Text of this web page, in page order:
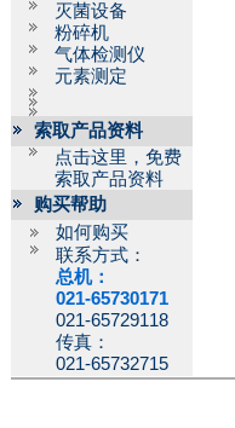
灭菌设备
粉碎机
气体检测仪
元素测定
索取产品资料
点击这里，免费
索取产品资料
购买帮助
如何购买
联系方式：
总机：
021-65730171
021-65729118
传真：
021-65732715